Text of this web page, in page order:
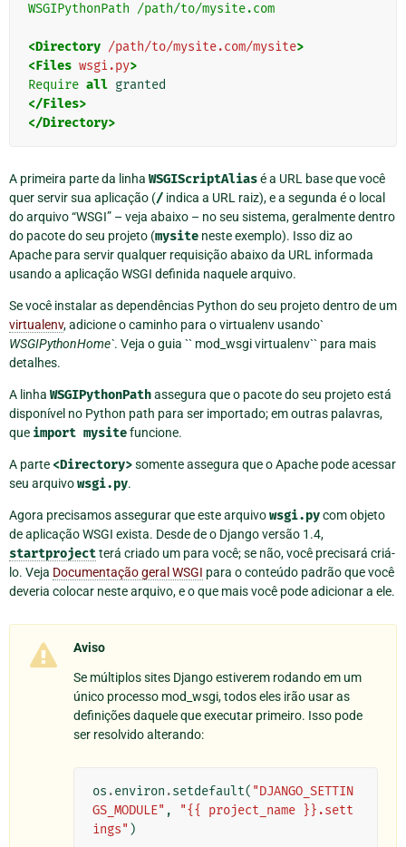
WSGIPythonPath /path/to/mysite.com
<Directory /path/to/mysite.com/mysite>
<Files wsgi.py>
Require all
</Files>
</Directory>
A primeira parte da linha WSGIScriptAliasé a URL base que você
quer servir sua aplicação (/ indica a URL raiz), e a segunda é o local
do arquivo “WSGI” – veja abaixo – no seu sistema, geralmente dentro
do pacote do seu projeto (mysite neste exemplo). Isso diz ao
Apache para servir qualquer requisição abaixo da URL informada
usando a aplicação WSGI definida naquele arquivo.
Se você instalar as dependências Python do seu projeto dentro de um
virtualenv, adicione o caminho para o virtualenv usando`
WSGIPythonHome`. Veja o guia `` mod_wsgi virtualenv`` para mais
detalhes.
A linha WSGIPythonPathassegura que o pacote do seu projeto está
disponível no Python path para ser importado; em outras palavras,
que import mysitefuncione.
A parte <Directory>somente assegura que o Apache pode acessar
seu arquivowsgi.py.
Agora precisamos assegurar que este arquivowsgi.pycom objeto
de aplicação WSGI exista. Desde de o Django versão 1.4,
startprojectterá criado um para você; se não, você precisará criá-
lo. Veja Documentação geral WSGI para o conteúdo padrão que você
deveria colocar neste arquivo, e o que mais você pode adicionar a ele.
Aviso
Se múltiplos sites Django estiverem rodando em um
único processo mod_wsgi, todos eles irão usar as
definições daquele que executar primeiro. Isso pode
ser resolvido alterando:
os .environ .setdefault( "DJANGO_SETTIN
GS_MODULE" ,
"{{ project_name }}.sett
ings" )